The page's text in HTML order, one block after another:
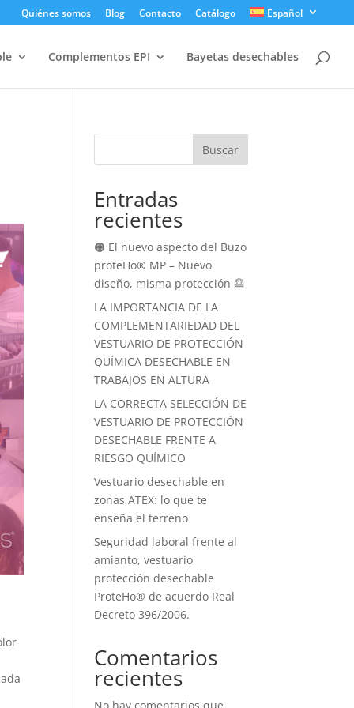
Quiénes somos Blog Contacto Catálogo Español
Complementos EPI Bayetas desechables
Buscar
Entradas
recientes
🟠 El nuevo aspecto del Buzo
proteHo® MP – Nuevo
diseño, misma protección 🦺
LA IMPORTANCIA DE LA
COMPLEMENTARIEDAD DEL
VESTUARIO DE PROTECCIÓN
QUÍMICA DESECHABLE EN
TRABAJOS EN ALTURA
LA CORRECTA SELECCIÓN DE
VESTUARIO DE PROTECCIÓN
DESECHABLE FRENTE A
RIESGO QUÍMICO
Vestuario desechable en
zonas ATEX: lo que te
enseña el terreno
Seguridad laboral frente al
amianto, vestuario
protección desechable
ProteHo® de acuerdo Real
Decreto 396/2006.
Comentarios
recientes